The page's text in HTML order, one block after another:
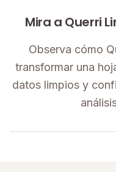
Mira a Querri
Observa cómo
transformar una
datos limpios y